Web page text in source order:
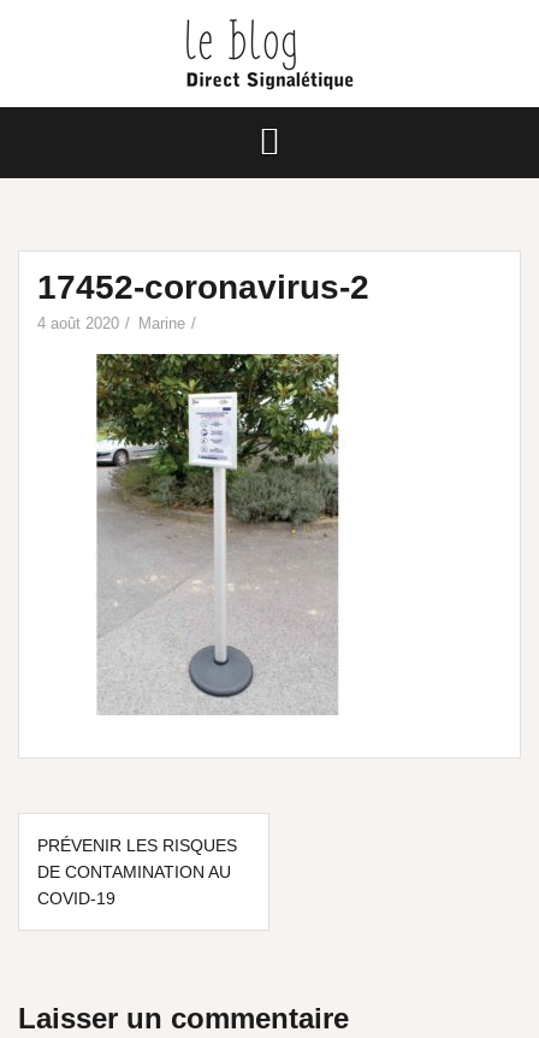
17452-coronavirus-2
4 août 2020 Marine
PRÉVENIR LES RISQUES
DE CONTAMINATION AU
COVID-19
Laisser un commentaire